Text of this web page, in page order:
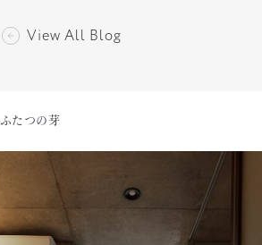
View All Blog
ふたつの芽